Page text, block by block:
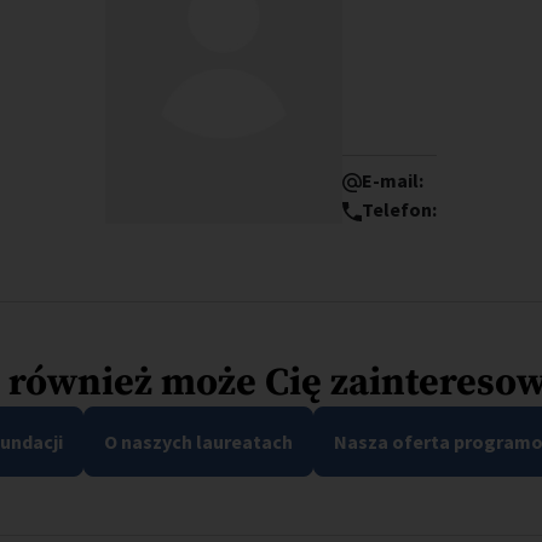
E-mail:
Telefon:
również może Cię
O naszych laureatach Nasza oferta